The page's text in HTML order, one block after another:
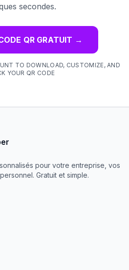
secondes.
QR GRATUIT →
TO DOWNLOAD, CUSTOMIZE, AND
YOUR QR CODE
pour votre entreprise, vos
Gratuit et simple.